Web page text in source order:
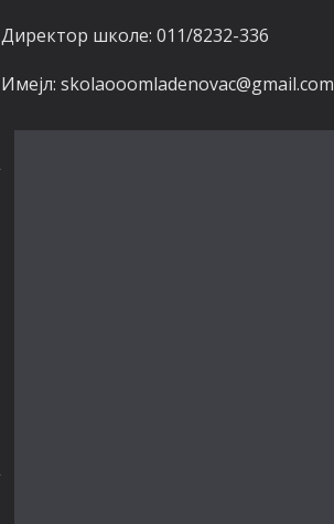
Директор школе: 011/8232-336
Имејл: skolaooomladenovac@gmail.com